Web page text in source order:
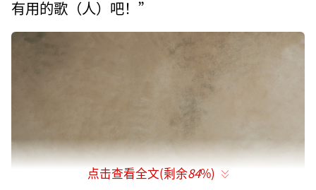
有用的歌（人）吧！”
点击查看全文(剩余84%)